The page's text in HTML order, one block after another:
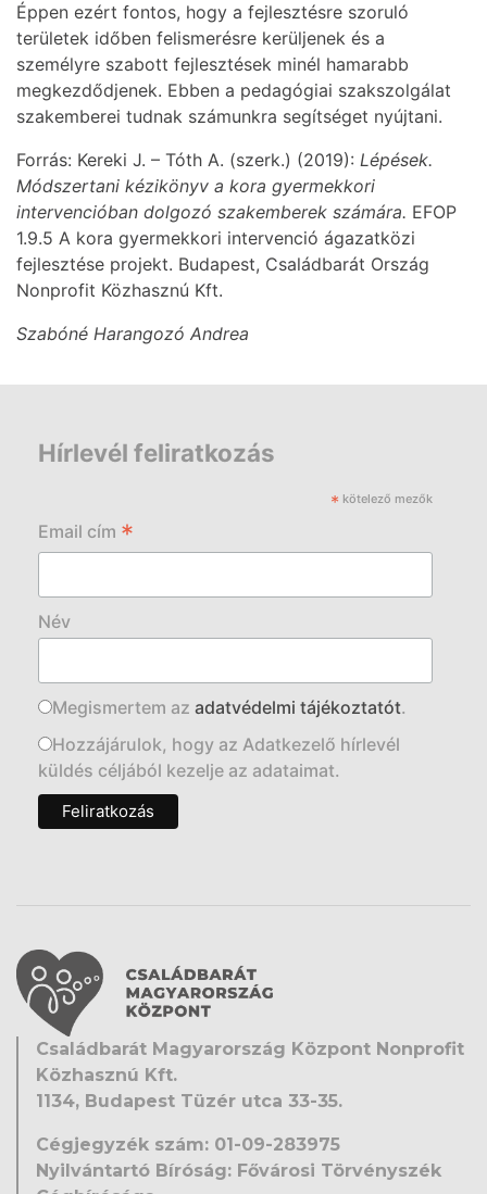
Éppen ezért fontos, hogy a fejlesztésre szoruló
területek időben felismerésre kerüljenek és a
személyre szabott fejlesztések minél hamarabb
megkezdődjenek. Ebben a pedagógiai szakszolgálat
szakemberei tudnak számunkra segítséget nyújtani.
Forrás: Kereki J. – Tóth A. (szerk.) (2019): Lépések.
Módszertani kézikönyv a kora gyermekkori
intervencióban dolgozó szakemberek számára. EFOP
1.9.5 A kora gyermekkori intervenció ágazatközi
fejlesztése projekt. Budapest, Családbarát Ország
Nonprofit Közhasznú Kft.
Szabóné Harangozó Andrea
Hírlevél feliratkozás
* kötelező mezők
Email cím *
Név
Megismertem az adatvédelmi tájékoztatót.
Hozzájárulok, hogy az Adatkezelő hírlevél
küldés céljából kezelje az adataimat.
Családbarát Magyarország Központ Nonprofit
Közhasznú Kft.
1134, Budapest Tüzér utca 33-35.
Cégjegyzék szám: 01-09-283975
Nyilvántartó Bíróság: Fővárosi Törvényszék